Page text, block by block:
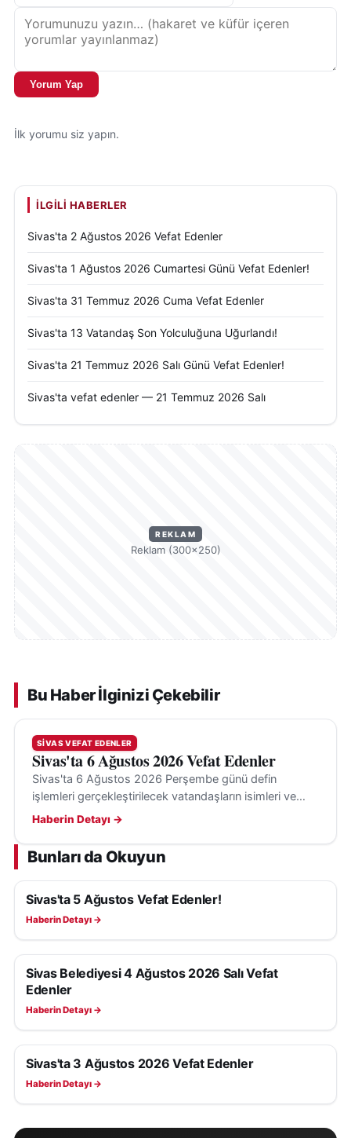
Yorum Yap
İlk yorumu siz yapın.
İLGILI HABERLER
Sivas'ta 2 Ağustos 2026 Vefat Edenler
Sivas'ta 1 Ağustos 2026 Cumartesi Günü Vefat Edenler!
Sivas'ta 31 Temmuz 2026 Cuma Vefat Edenler
Sivas'ta 13 Vatandaş Son Yolculuğuna Uğurlandı!
Sivas'ta 21 Temmuz 2026 Salı Günü Vefat Edenler!
Sivas'ta vefat edenler — 21 Temmuz 2026 Salı
REKLAM
Reklam (300×250)
Bu Haber İlginizi Çekebilir
SIVAS VEFAT EDENLER
Sivas'ta 6 Ağustos 2026 Vefat Edenler
Sivas'ta 6 Ağustos 2026 Perşembe günü defin
işlemleri gerçekleştirilecek vatandaşların isimleri ve
cenaze bilgileri belli oldu.
Haberin Detayı →
Bunları da Okuyun
SIVAS VEFAT EDENLER
Sivas'ta 5 Ağustos Vefat Edenler!
Haberin Detayı →
SIVAS VEFAT EDENLER
Sivas Belediyesi 4 Ağustos 2026 Salı Vefat
Edenler
Haberin Detayı →
SIVAS VEFAT EDENLER
Sivas'ta 3 Ağustos 2026 Vefat Edenler
Haberin Detayı →